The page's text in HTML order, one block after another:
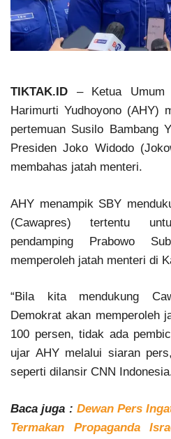
TIKTAK.ID – Ketua Umum
Harimurti Yudhoyono (AHY)
pertemuan Susilo Bambang
Presiden Joko Widodo
membahas jatah menteri.
AHY menampik SBY
(Cawapres) tertentu
pendamping Prabowo
memperoleh jatah menteri di
“Bila kita mendukung
Demokrat akan memperoleh
100 persen, tidak ada
ujar AHY melalui siaran
seperti dilansir CNN
Baca juga : Dewan Pers
Termakan Propaganda